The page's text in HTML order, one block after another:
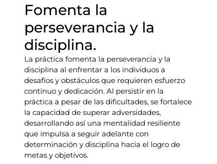
Fomenta la
perseverancia y la
disciplina.
La práctica fomenta la perseverancia y la
disciplina al enfrentar a los individuos a
desafíos y obstáculos que requieren esfuerzo
continuo y dedicación. Al persistir en la
práctica a pesar de las dificultades, se fortalece
la capacidad de superar adversidades,
desarrollando así una mentalidad resiliente
que impulsa a seguir adelante con
determinación y disciplina hacia el logro de
metas y objetivos.